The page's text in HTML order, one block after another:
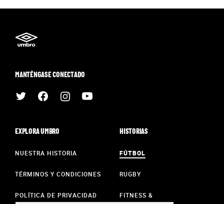
MANTÉNGASE CONECTADO
EXPLORA UMBRO
NUESTRA HISTORIA
TÉRMINOS Y CONDICIONES
POLÍTICA DE PRIVACIDAD
HISTORIAS
FÚTBOL
RUGBY
FITNESS &